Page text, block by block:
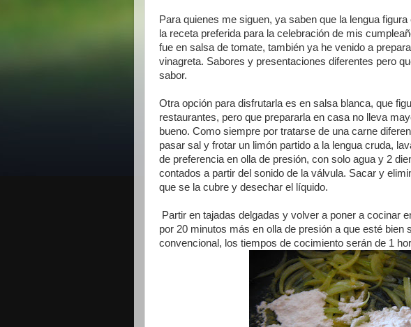
Para quienes me siguen, ya saben que la lengua
la receta preferida para la celebración de mis
fue en salsa de tomate, también ya he venido a
vinagreta. Sabores y presentaciones diferentes pero
sabor.
Otra opción para disfrutarla es en salsa blanca, que
restaurantes, pero que prepararla en casa no lleva
bueno. Como siempre por tratarse de una carne
pasar sal y frotar un limón partido a la lengua cruda,
de preferencia en olla de presión, con solo agua y 2
contados a partir del sonido de la válvula. Sacar y
que se la cubre y desechar el líquido.
Partir en tajadas delgadas y volver a poner a cocinar
por 20 minutos más en olla de presión a que esté bien
convencional, los tiempos de cocimiento serán de 1